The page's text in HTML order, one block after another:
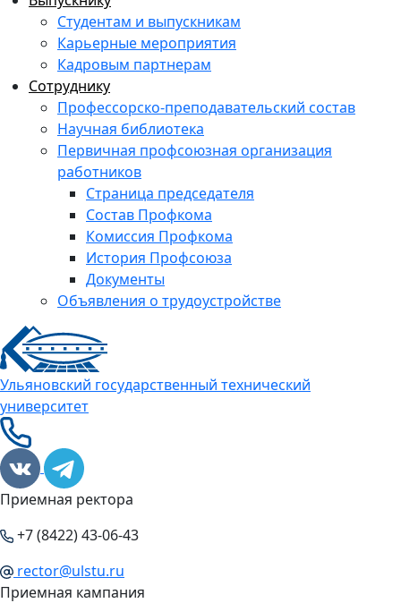
Студентам и выпускникам
Карьерные мероприятия
Кадровым партнерам
Сотруднику
Профессорско-преподавательский состав
Научная библиотека
Первичная профсоюзная организация
работников
Страница председателя
Состав Профкома
Комиссия Профкома
История Профсоюза
Документы
Объявления о трудоустройстве
Ульяновский государственный технический
университет
Приемная ректора
+7 (8422) 43-06-43
rector@ulstu.ru
Приемная кампания